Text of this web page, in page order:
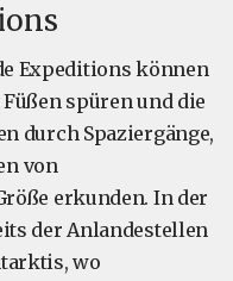
Expeditions können
spüren und die
durch Spaziergänge,
von
erkunden. In der
der Anlandestellen
wo